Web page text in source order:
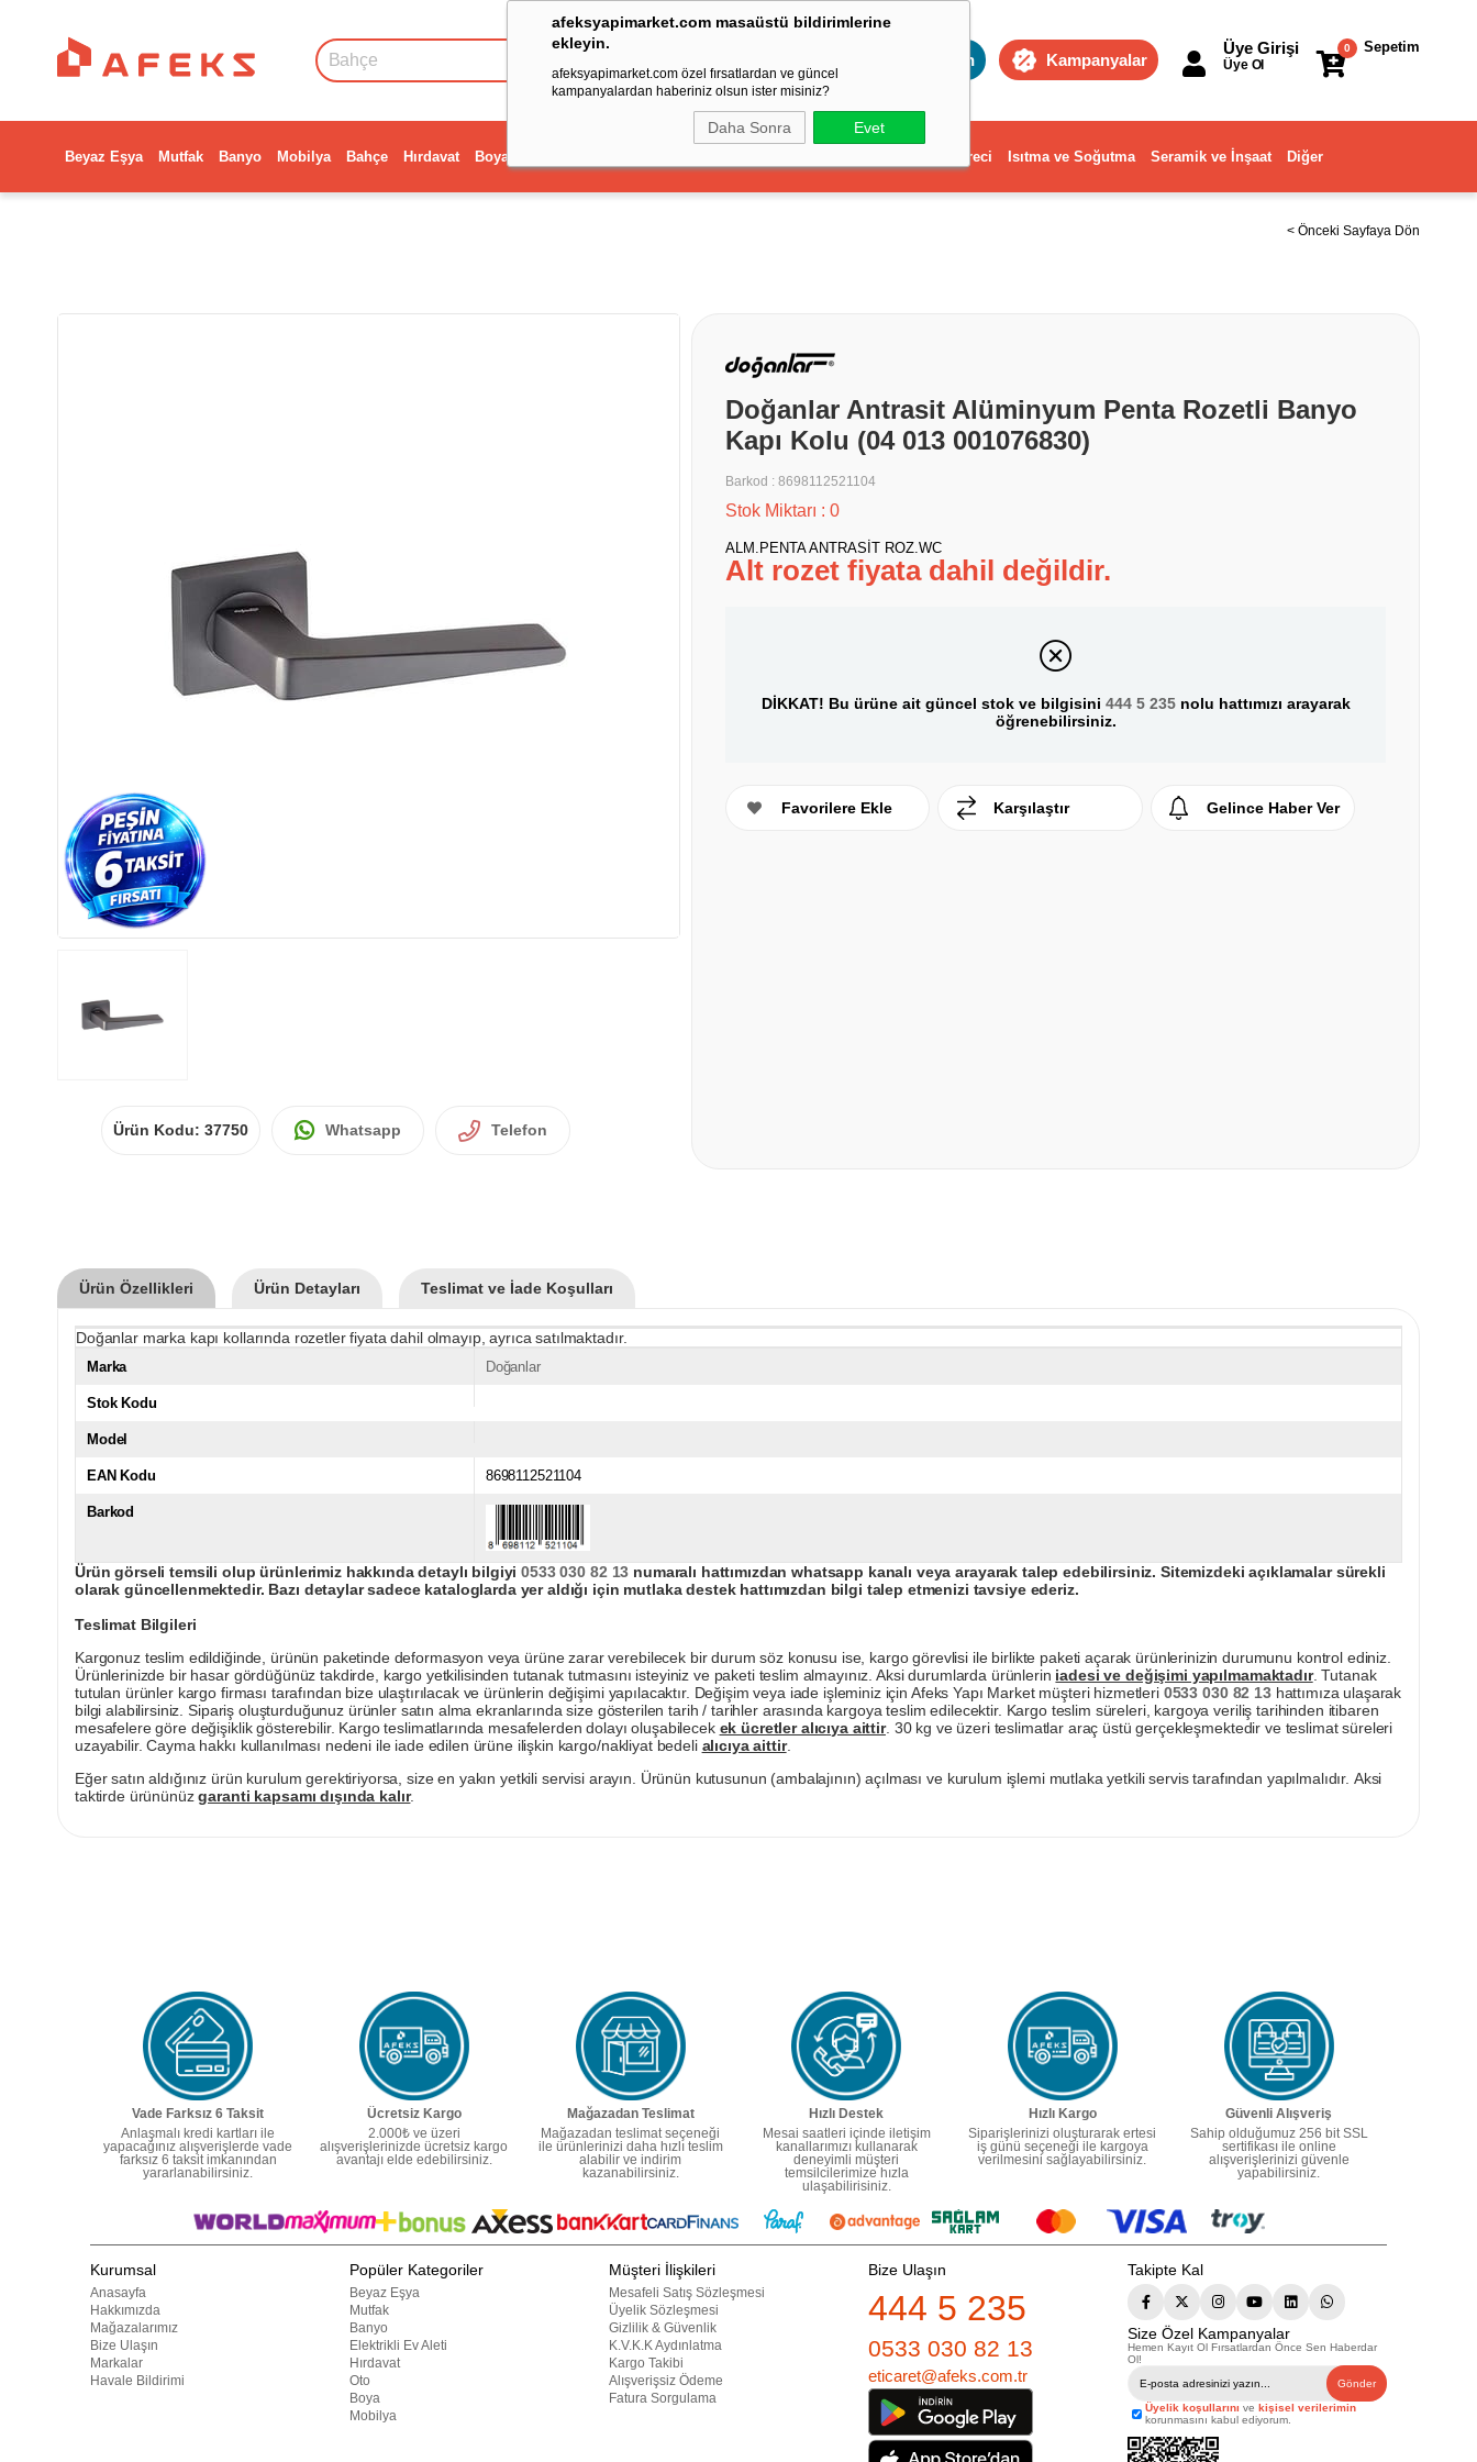
afeksyapimarket.com masaüstü bildirimlerine
ekleyin.
afeksyapimarket.com özel fırsatlardan ve güncel
kampanyalardan haberiniz olsun ister misiniz?
Daha Sonra Evet
Toptan Kampanyalar
Sepetim
0
Üye Girişi
Üye Ol
Beyaz Eşya Mutfak Banyo Mobilya Bahçe Hırdavat Boya Dekorasyon ve Ev Gereci Isıtma ve Soğutma Seramik ve İnşaat Diğer
< Önceki Sayfaya Dön
Ürün Kodu: 37750 Whatsapp Telefon
Doğanlar Antrasit Alüminyum Penta Rozetli Banyo
Kapı Kolu (04 013 001076830)
Barkod : 8698112521104
Stok Miktarı : 0
ALM.PENTA ANTRASİT ROZ.WC
Alt rozet fiyata dahil değildir.
DİKKAT! Bu ürüne ait güncel stok ve bilgisini 444 5 235nolu hattımızı arayarak
öğrenebilirsiniz.
Favorilere Ekle Karşılaştır Gelince Haber Ver
Ürün Özellikleri Ürün Detayları Teslimat ve İade Koşulları
Doğanlar marka kapı kollarında rozetler fiyata dahil olmayıp, ayrıca satılmaktadır.
Marka Doğanlar
Stok Kodu
Model
EAN Kodu 8698112521104
Barkod
Ürün görseli temsili olup ürünlerimiz hakkında detaylı bilgiyi0533 030 82 13 numaralı hattımızdan whatsapp kanalı veya arayarak talep edebilirsiniz. Sitemizdeki açıklamalar sürekli
olarak güncellenmektedir. Bazı detaylar sadece kataloglarda yer aldığı için mutlaka destek hattımızdan bilgi talep etmenizi tavsiye ederiz.
Teslimat Bilgileri
Kargonuz teslim edildiğinde, ürünün paketinde deformasyon veya ürüne zarar verebilecek bir durum söz konusu ise, kargo görevlisi ile birlikte paketi açarak ürünlerinizin durumunu kontrol ediniz.
Ürünlerinizde bir hasar gördüğünüz takdirde, kargo yetkilisinden tutanak tutmasını isteyiniz ve paketi teslim almayınız. Aksi durumlarda ürünlerin iadesi ve değişimi yapılmamaktadır. Tutanak
tutulan ürünler kargo firması tarafından bize ulaştırılacak ve ürünlerin değişimi yapılacaktır. Değişim veya iade işleminiz için Afeks Yapı Market müşteri hizmetleri 0533 030 82 13hattımıza ulaşarak
bilgi alabilirsiniz. Sipariş oluşturduğunuz ürünler satın alma ekranlarında size gösterilen tarih / tarihler arasında kargoya teslim edilecektir. Kargo teslim süreleri, kargoya veriliş tarihinden itibaren
mesafelere göre değişiklik gösterebilir. Kargo teslimatlarında mesafelerden dolayı oluşabilecek ek ücretler alıcıya aittir. 30 kg ve üzeri teslimatlar araç üstü gerçekleşmektedir ve teslimat süreleri
uzayabilir. Cayma hakkı kullanılması nedeni ile iade edilen ürüne ilişkin kargo/nakliyat bedeli alıcıya aittir.
Eğer satın aldığınız ürün kurulum gerektiriyorsa, size en yakın yetkili servisi arayın. Ürünün kutusunun (ambalajının) açılması ve kurulum işlemi mutlaka yetkili servis tarafından yapılmalıdır. Aksi
taktirde ürününüzgaranti kapsamı dışında kalır.
Vade Farksız 6 Taksit
Anlaşmalı kredi kartları ile
yapacağınız alışverişlerde vade
farksız 6 taksit imkanından
yararlanabilirsiniz.
Ücretsiz Kargo
2.000₺ ve üzeri
alışverişlerinizde ücretsiz kargo
avantajı elde edebilirsiniz.
Mağazadan Teslimat
Mağazadan teslimat seçeneği
ile ürünlerinizi daha hızlı teslim
alabilir ve indirim
kazanabilirsiniz.
Hızlı Destek
Mesai saatleri içinde iletişim
kanallarımızı kullanarak
deneyimli müşteri
temsilcilerimize hızla
ulaşabilirisiniz.
Hızlı Kargo
Siparişlerinizi oluşturarak ertesi
iş günü seçeneği ile kargoya
verilmesini sağlayabilirsiniz.
Güvenli Alışveriş
Sahip olduğumuz 256 bit SSL
sertifikası ile online
alışverişlerinizi güvenle
yapabilirsiniz.
Kurumsal
Anasayfa
Hakkımızda
Mağazalarımız
Bize Ulaşın
Markalar
Havale Bildirimi
Popüler Kategoriler
Beyaz Eşya
Mutfak
Banyo
Elektrikli Ev Aleti
Hırdavat
Oto
Boya
Mobilya
Müşteri İlişkileri
Mesafeli Satış Sözleşmesi
Üyelik Sözleşmesi
Gizlilik & Güvenlik
K.V.K.K Aydınlatma
Kargo Takibi
Alışverişsiz Ödeme
Fatura Sorgulama
Bize Ulaşın
444 5 235
0533 030 82 13
eticaret@afeks.com.tr
Takipte Kal
Size Özel Kampanyalar
Hemen Kayıt Ol Fırsatlardan Önce Sen Haberdar
Ol!
Gönder
Üyelik koşullarını ve kişisel verilerimin
korunmasını kabul ediyorum.